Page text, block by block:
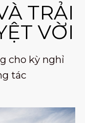
TRẢI
VỜI
cho kỳ nghỉ
tác